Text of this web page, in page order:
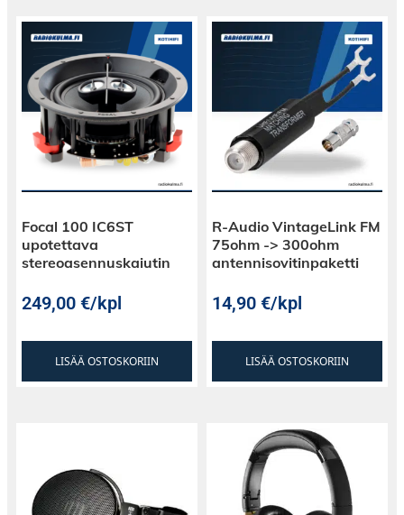
Focal 100 IC6ST
upotettava
stereoasennuskaiutin
249,00€/kpl
LISÄÄ OSTOSKORIIN
R-Audio VintageLink FM
75ohm -> 300ohm
antennisovitinpaketti
14,90€/kpl
LISÄÄ OSTOSKORIIN